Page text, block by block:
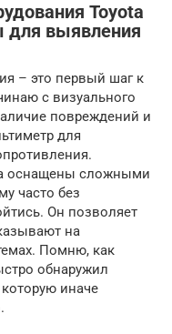
Toyota
для выявления
– это первый шаг к
с визуального
повреждений и
для
оснащены сложными
часто без
Он позволяет
на
Помню, как
обнаружил
иначе